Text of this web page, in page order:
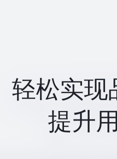
轻松实现
提升